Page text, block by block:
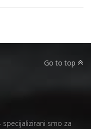
Go to top
specijalizirani smo za